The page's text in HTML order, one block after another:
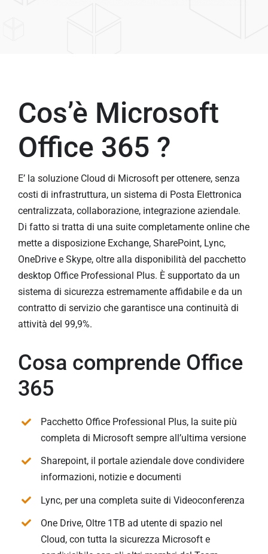
CONTATTACI
Cos’è Microsoft
Office 365 ?
E’ la soluzione Cloud di Microsoft per ottenere, senza
costi di infrastruttura, un sistema di Posta Elettronica
centralizzata, collaborazione, integrazione aziendale.
Di fatto si tratta di una suite completamente online che
mette a disposizione Exchange, SharePoint, Lync,
OneDrive e Skype, oltre alla disponibilità del pacchetto
desktop Office Professional Plus. È supportato da un
sistema di sicurezza estremamente affidabile e da un
contratto di servizio che garantisce una continuità di
attività del 99,9%.
Cosa comprende Office
365
Pacchetto Office Professional Plus, la suite più
completa di Microsoft sempre all’ultima versione
Sharepoint, il portale aziendale dove condividere
informazioni, notizie e documenti
Lync, per una completa suite di Videoconferenza
One Drive, Oltre 1TB ad utente di spazio nel
Cloud, con tutta la sicurezza Microsoft e